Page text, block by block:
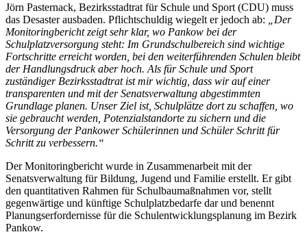
Jörn Pasternack, Bezirksstadtrat für Schule und Sport (CDU) muss
das Desaster ausbaden. Pflichtschuldig wiegelt er jedoch ab:
„Der
Monitoringbericht zeigt sehr klar, wo Pankow bei der
Schulplatzversorgung steht: Im Grundschulbereich sind wichtige
Fortschritte erreicht worden, bei den weiterführenden Schulen bleibt
der Handlungsdruck aber hoch. Als für Schule und Sport
zuständiger Bezirksstadtrat ist mir wichtig, dass wir auf einer
transparenten und mit der Senatsverwaltung abgestimmten
Grundlage planen. Unser Ziel ist, Schulplätze dort zu schaffen, wo
sie gebraucht werden, Potenzialstandorte zu sichern und die
Versorgung der Pankower Schülerinnen und Schüler Schritt für
Schritt zu verbessern.“
Der Monitoringbericht wurde in Zusammenarbeit mit der
Senatsverwaltung für Bildung, Jugend und Familie erstellt. Er gibt
den quantitativen Rahmen für Schulbaumaßnahmen vor, stellt
gegenwärtige und künftige Schulplatzbedarfe dar und benennt
Planungserfordernisse für die Schulentwicklungsplanung im Bezirk
Pankow.